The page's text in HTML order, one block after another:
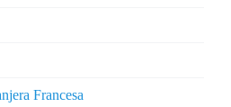
Francesa